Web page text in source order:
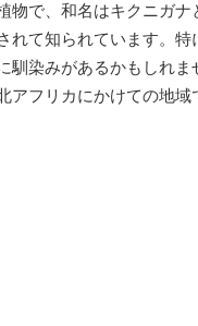
物で、和名はキクニガ
れて知られています。
馴染みがあるかもしれ
フリカにかけての地域